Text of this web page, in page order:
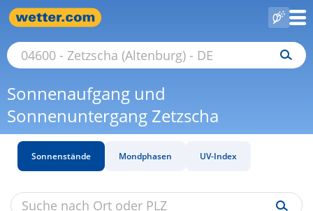
Sonnenaufgang und
Sonnenuntergang Zetzscha
Sonnenstände Mondphasen UV-Index